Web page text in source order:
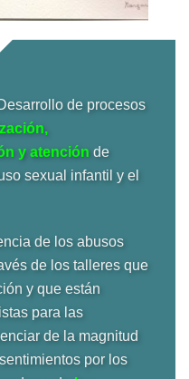
de procesos
y atención de
sexual infantil y el
de los abusos
de los talleres que
y que están
para las
de la magnitud
por los